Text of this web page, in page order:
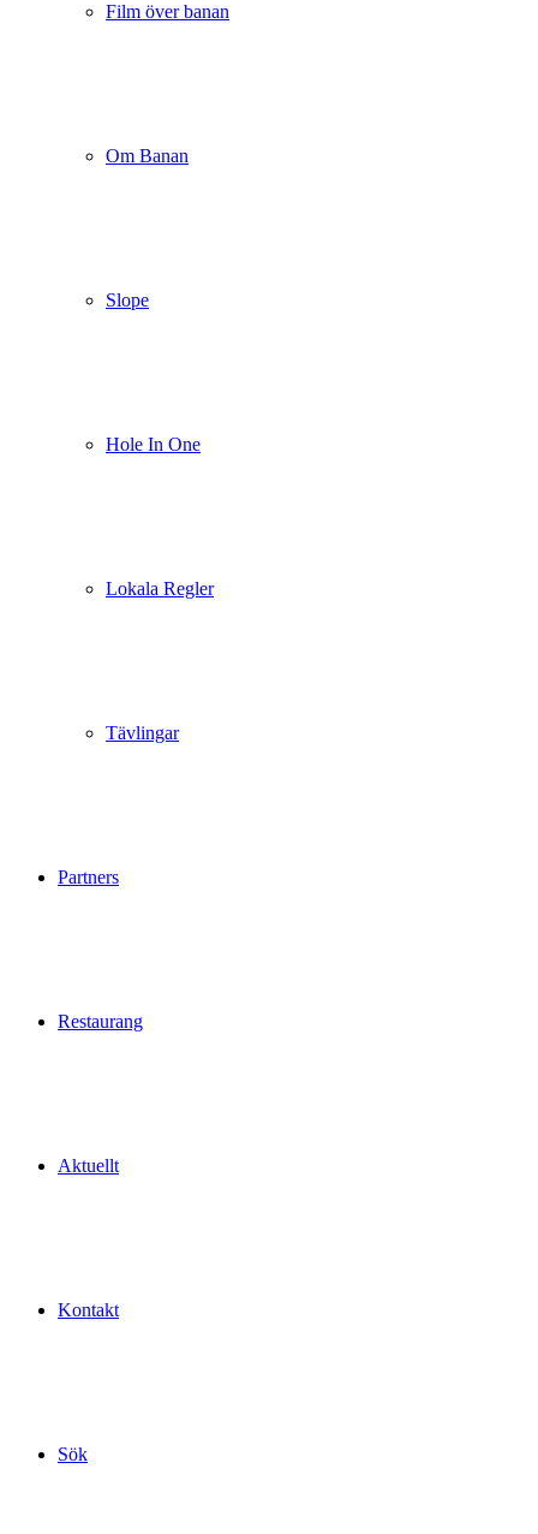
Film över banan
Om Banan
Slope
Hole In One
Lokala Regler
Tävlingar
Partners
Restaurang
Aktuellt
Kontakt
Sök